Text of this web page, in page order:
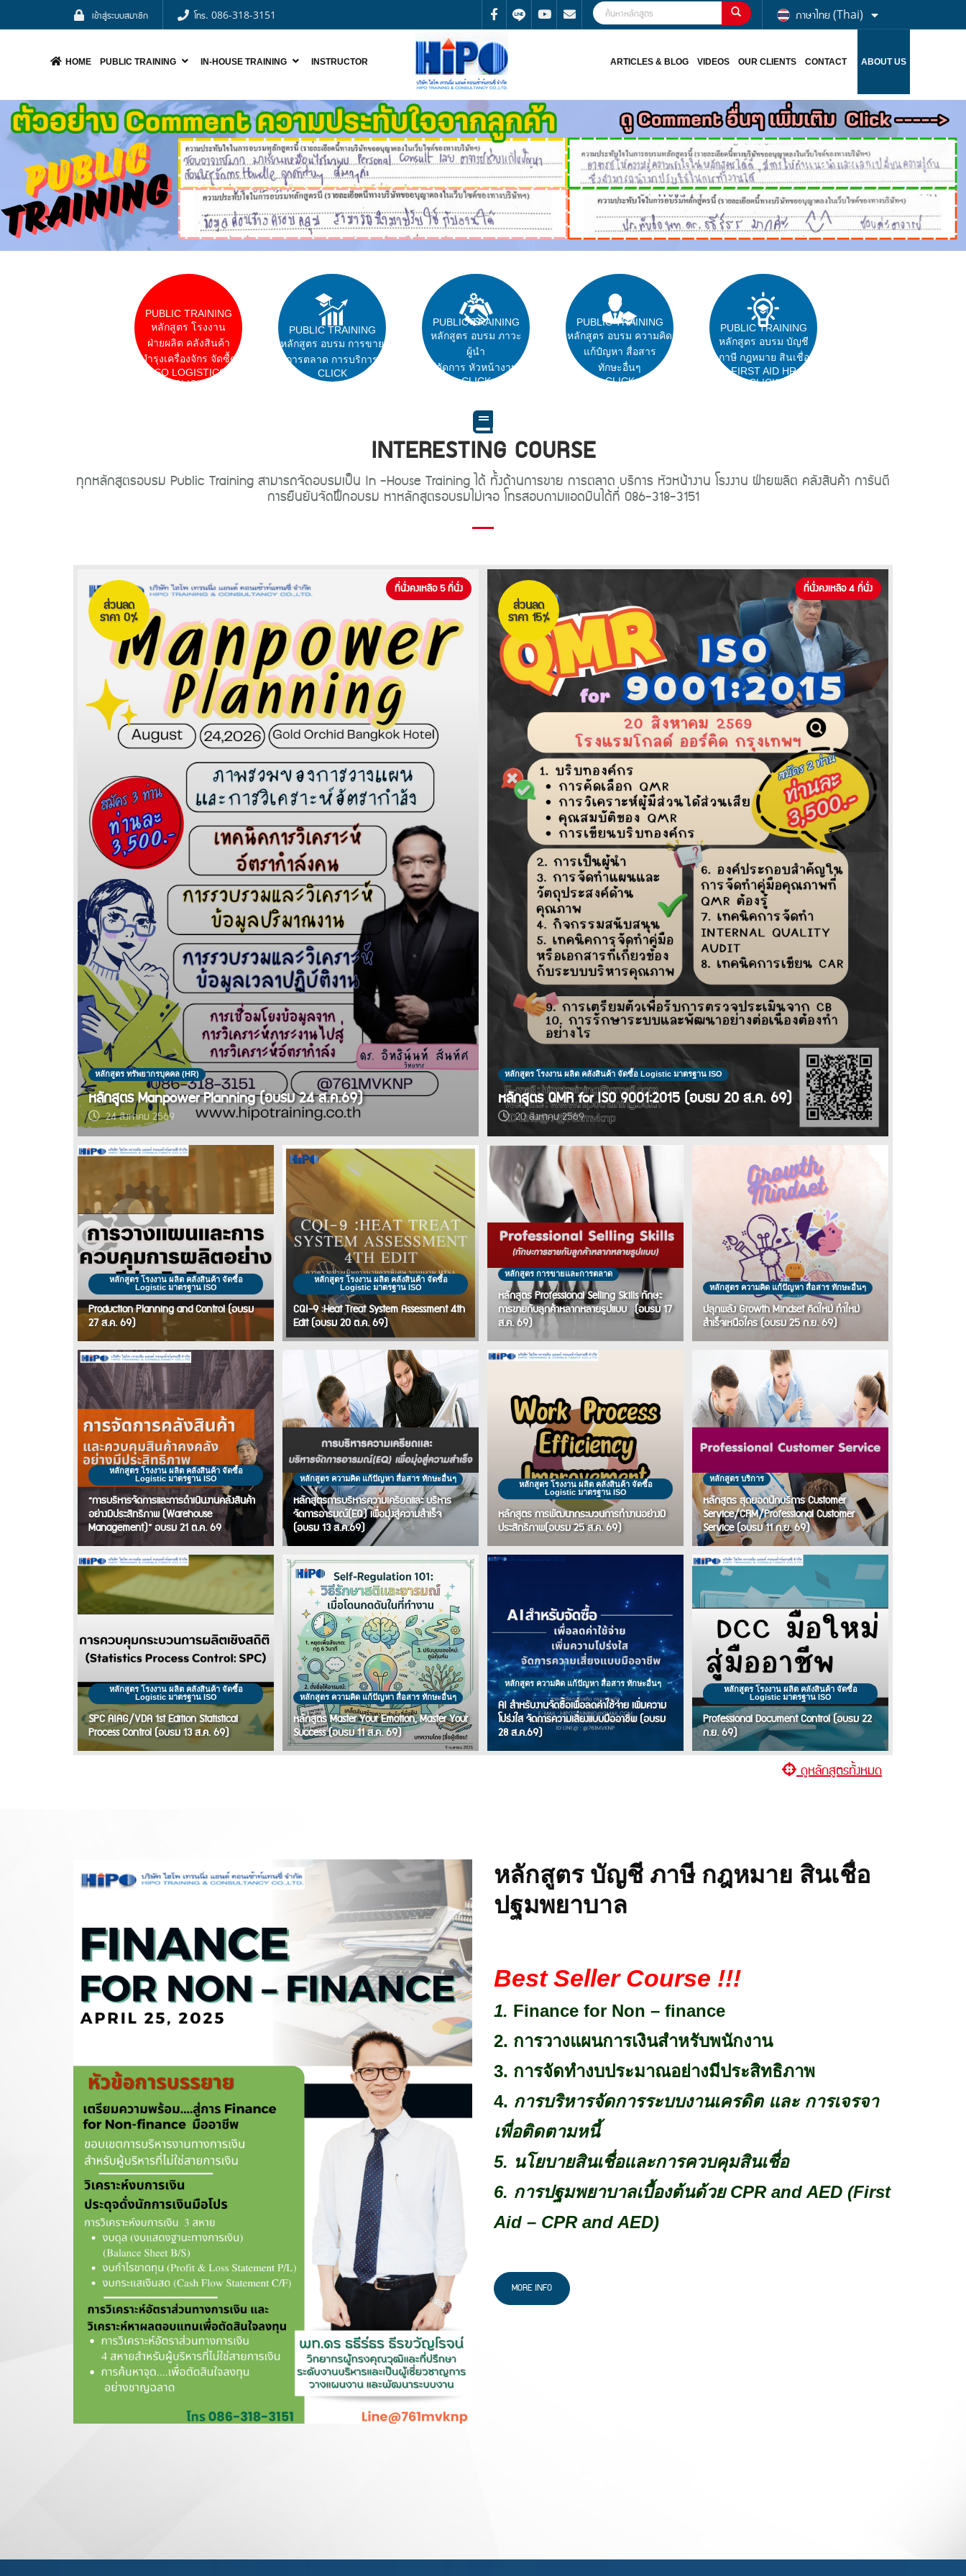
เข้าสู่ระบบสมาชิก โทร. 086-318-3151 ภาษาไทย (Thai)
HOME PUBLIC TRAINING IN-HOUSE TRAINING INSTRUCTOR ARTICLES & BLOG VIDEOS OUR CLIENTS CONTACT ABOUT US
NOO
PUBLIC TRAINING
หลักสูตร โรงงาน
ฝ่ายผลิต คลังสินค้า
บำรุงเครื่องจักร จัดซื้ด
ISO LOGISTICS
CLICK
PUBLIC TRAINING
หลักสูตร อบรม การขาย
การตลาด การบริการ
CLICK
PUBLIC TRAINING
หลักสูตร อบรม ภาวะ
ผู้นำ
ผู้จัดการ หัวหน้างาน
CLICK
PUBLIC TRAINING
หลักสูตร อบรม ความคิด
แก้ปํญหา สื่อสาร
ทักษะอื่นๆ
CLICK
PUBLIC TRAINING
หลักสูตร อบรม บัญชี
ภาษี กฎหมาย สินเชื่อ
FIRST AID HR
CLICK
INTERESTING COURSE
ทุกหลักสูตรอบรม Public Training สามารถจัดอบรมเป็น In -House Training ได้ ทั้งด้านการขาย การตลาด บริการ หัวหน้างาน โรงงาน ฝ่ายผลิต คลังสินค้า การันตี
การยืนยันจัดฝึกอบรม หาหลักสูตรอบรมไม่เจอ โทรสอบถามแอดมินได้ที่ 086-318-3151
ที่นั่งคงเหลือ 5 ที่นั่ง
ส่วนลด
ราคา 0%
หลักสูตร ทรัพยากรบุคคล (HR)
หลักสูตร Manpower Planning (อบรม 24 ส.ค.69)
24 สิงหาคม 2569
ที่นั่งคงเหลือ 4 ที่นั่ง
ส่วนลด
ราคา 15%
หลักสูตร โรงงาน ผลิต คลังสินค้า จัดซื้อ Logistic มาตรฐาน ISO
หลักสูตร QMR for ISO 9001:2015 (อบรม 20 ส.ค. 69)
20 สิงหาคม 2569
หลักสูตร โรงงาน ผลิต คลังสินค้า จัดซื้อ
Logistic มาตรฐาน ISO
Production Planning and Control (อบรม
27 ส.ค. 69)
หลักสูตร โรงงาน ผลิต คลังสินค้า จัดซื้อ
Logistic มาตรฐาน ISO
CQI-9 :Heat Treat System Assessment 4th
Edit (อบรม 20 ต.ค. 69)
หลักสูตร การขายและการตลาด
หลักสูตร Professional Selling Skills ทักษะ
การขายกับลูกค้าหลากหลายรูปแบบ (อบรม 17
ส.ค. 69)
หลักสูตร ความคิด แก้ปัญหา สื่อสาร ทักษะอื่นๆ
ปลุกพลัง Growth Mindset คิดใหม่ ทำใหม่
สำเร็จเหนือใคร (อบรม 25 ก.ย. 69)
หลักสูตร โรงงาน ผลิต คลังสินค้า จัดซื้อ
Logistic มาตรฐาน ISO
“การบริหารจัดการและการดำเนินงานคลังสินค้า
อย่างมีประสิทธิภาพ (Warehouse
Management)” อบรม 21 ต.ค. 69
หลักสูตร ความคิด แก้ปัญหา สื่อสาร ทักษะอื่นๆ
หลักสูตรการบริหารความเครียดและ บริหาร
จัดการอารมณ์(EQ) เพื่อมุ่งสู่ความสำเร็จ
(อบรม 13 ส.ค.69)
หลักสูตร โรงงาน ผลิต คลังสินค้า จัดซื้อ
Logistic มาตรฐาน ISO
หลักสูตร การพัฒนากระบวนการทำงานอย่างมี
ประสิทธิภาพ(อบรม 25 ส.ค. 69)
หลักสูตร บริการ
หลักสูตร สุดยอดนักบริการ Customer
Service/CRM/Professional Customer
Service (อบรม 11 ก.ย. 69)
หลักสูตร โรงงาน ผลิต คลังสินค้า จัดซื้อ
Logistic มาตรฐาน ISO
SPC AIAG/VDA 1st Edition Statistical
Process Control (อบรม 13 ส.ค. 69)
หลักสูตร ความคิด แก้ปัญหา สื่อสาร ทักษะอื่นๆ
หลักสูตร Master Your Emotion, Master Your
Success (อบรม 11 ส.ค. 69)
หลักสูตร ความคิด แก้ปัญหา สื่อสาร ทักษะอื่นๆ
AI สำหรับงานจัดซื้อเพื่อลดค่าใช้จ่าย เพิ่มความ
โปร่งใส จัดการความเสี่ยงแบบมืออาชีพ (อบรม
28 ส.ค.69)
หลักสูตร โรงงาน ผลิต คลังสินค้า จัดซื้อ
Logistic มาตรฐาน ISO
Professional Document Control (อบรม 22
ก.ย. 69)
ดูหลักสูตรทั้งหมด
หลักสูตร บัญชี ภาษี กฎหมาย สินเชื่อ
ปฐมพยาบาล
Best Seller Course !!!
1. Finance for Non – finance
2. การวางแผนการเงินสำหรับพนักงาน
3. การจัดทำงบประมาณอย่างมีประสิทธิภาพ
4. การบริหารจัดการระบบงานเครดิต และ การเจรจา
เพื่อติดตามหนี้
5. นโยบายสินเชื่อและการควบคุมสินเชื่อ
6. การปฐมพยาบาลเบื้องต้นด้วยCPR and AED (First
Aid – CPR and AED)
MORE INFO